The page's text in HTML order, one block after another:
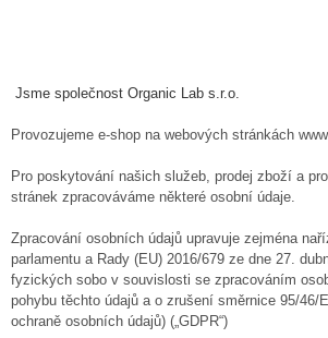
Jsme společnost Organic Lab s.r.o.
Provozujeme e-shop na webových stránkách
Pro poskytování našich služeb, prodej zboží a
stránek zpracováváme některé osobní údaje.
Zpracování osobních údajů upravuje zejména
parlamentu a Rady (EU) 2016/679 ze dne 27.
fyzických sobo v souvislosti se zpracováním
pohybu těchto údajů a o zrušení směrnice 95/46/
ochraně osobních údajů) („GDPR“)